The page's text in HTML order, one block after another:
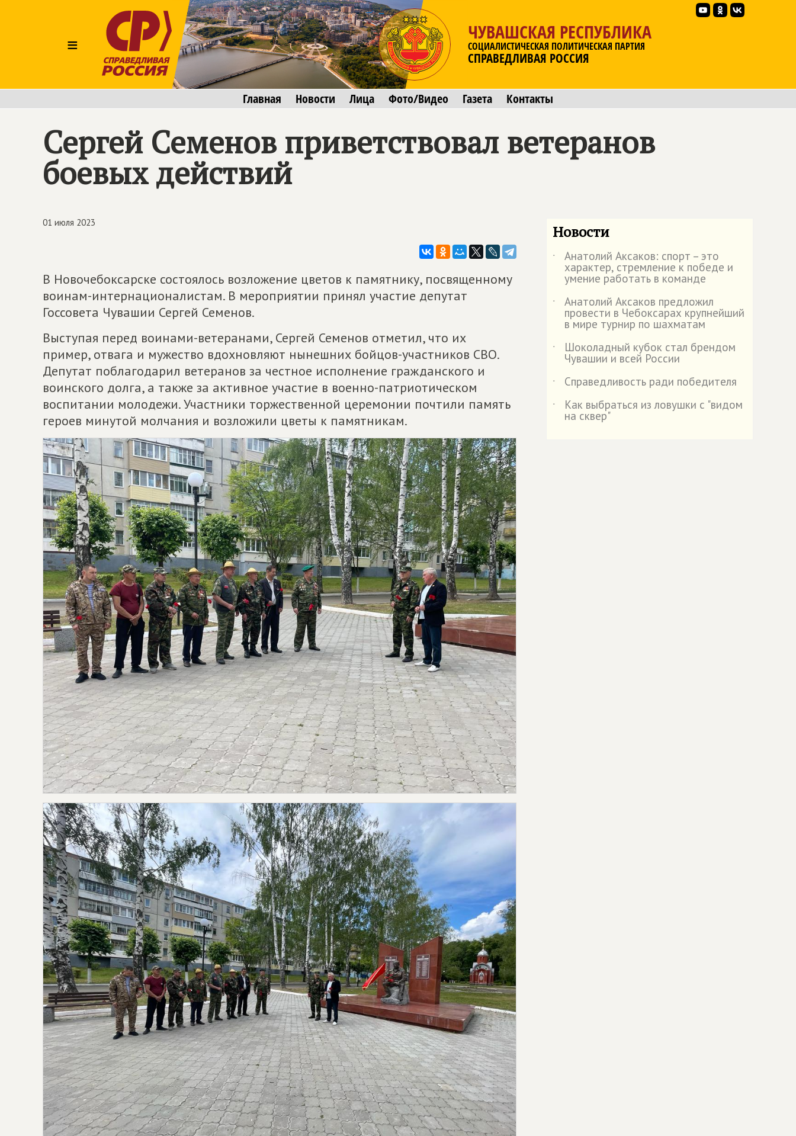
≡
ЧУВАШСКАЯ РЕСПУБЛИКА
СОЦИАЛИСТИЧЕСКАЯ ПОЛИТИЧЕСКАЯ ПАРТИЯ
СПРАВЕДЛИВАЯ РОССИЯ
Главная Новости Лица Фото/Видео Газета Контакты
Сергей Семенов приветствовал ветеранов
боевых действий
01 июля 2023
В Новочебоксарске состоялось возложение цветов к памятнику, посвященному
воинам-интернационалистам. В мероприятии принял участие депутат
Госсовета Чувашии Сергей Семенов.
Выступая перед воинами-ветеранами, Сергей Семенов отметил, что их
пример, отвага и мужество вдохновляют нынешних бойцов-участников СВО.
Депутат поблагодарил ветеранов за честное исполнение гражданского и
воинского долга, а также за активное участие в военно-патриотическом
воспитании молодежи. Участники торжественной церемонии почтили память
героев минутой молчания и возложили цветы к памятникам.
Новости
˙ Анатолий Аксаков: спорт – это
характер, стремление к победе и
умение работать в команде
˙
Анатолий Аксаков предложил
провести в Чебоксарах крупнейший
в мире турнир по шахматам
˙
Шоколадный кубок стал брендом
Чувашии и всей России
˙
Справедливость ради победителя
˙
Как выбраться из ловушки с "видом
на сквер"